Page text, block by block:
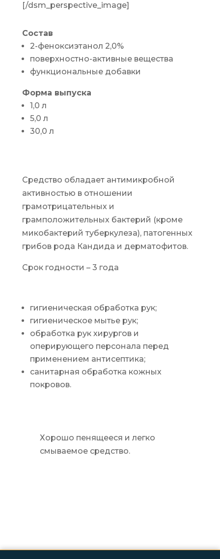
[/dsm_perspective_image]
Состав
2-феноксиэтанол 2,0%
поверхностно-активные вещества
функциональные добавки
Форма выпуска
1,0 л
5,0 л
30,0 л
Средство обладает антимикробной
активностью в отношении
грамотрицательных и
грамположительных бактерий (кроме
микобактерий туберкулеза), патогенных
грибов рода Кандида и дерматофитов.
Срок годности – 3 года
гигиеническая обработка рук;
гигиеническое мытье рук;
обработка рук хирургов и
оперирующего персонала перед
применением антисептика;
санитарная обработка кожных
покровов.
Хорошо пенящееся и легко
смываемое средство.